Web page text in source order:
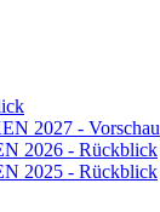
2027 - Vorschau
2026 - Rückblick
2025 - Rückblick